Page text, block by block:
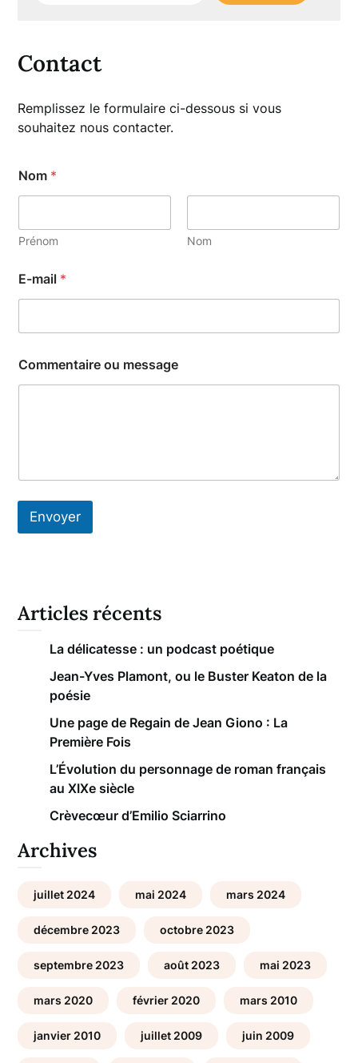
Contact
Remplissez le formulaire ci-dessous si vous
souhaitez nous contacter.
Nom *
Prénom Nom
E-mail *
Commentaire ou message
Envoyer
Articles récents
La délicatesse : un podcast poétique
Jean-Yves Plamont, ou le Buster Keaton de la
poésie
Une page de Regain de Jean Giono : La
Première Fois
L’Évolution du personnage de roman français
au XIXe siècle
Crèvecœur d’Emilio Sciarrino
Archives
juillet 2024 mai 2024 mars 2024
décembre 2023 octobre 2023
septembre 2023 août 2023 mai 2023
mars 2020 février 2020 mars 2010
janvier 2010 juillet 2009 juin 2009